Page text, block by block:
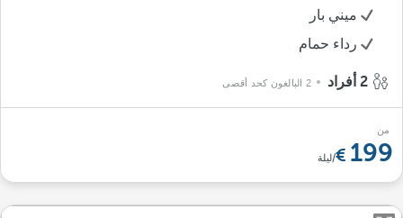
ميني بار
رداء حمام
2 البالغون كحد أقصى
من
199 /ليلة